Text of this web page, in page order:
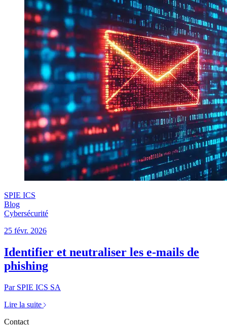
SPIE ICS
Blog
Cybersécurité
25 févr. 2026
Identifier et neutraliser les e-mails de
phishing
Par SPIE ICS SA
Lire la suite
Contact